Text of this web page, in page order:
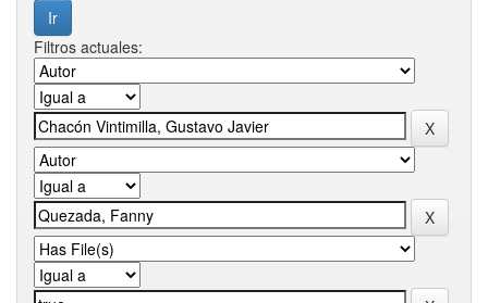
Filtros actuales: